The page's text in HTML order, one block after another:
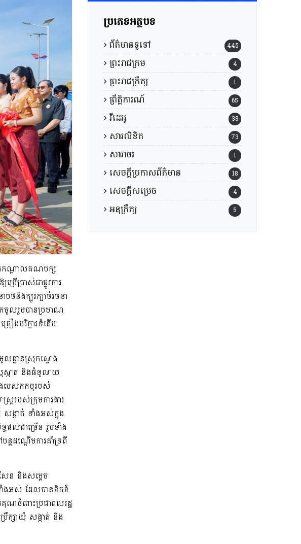
កណ្ដាលគណបក្ស
រើប្រាស់ជាផ្លូវការ​
បថនិងក្បូរក្បាច់រចនា
ចូលរួមបានប្រមាណ
ឿងបរិក្ខារទំនើប
ដ្ឋានស្រុកស្ទោង
ស្អាត និងធំទូលាយ
បេសកកម្មរបស់​
ត្រ​របស់​ក្រុមការងារ
ង្កាត់ ទាំងអស់ក្នុង
ផលជាច្រើន រួមទាំង
បន្តដណ្តើមការគាំទ្រពី
ែន និងសម្តេច
ងអស់ ដែលបានខិតខំ
ណចំពោះប្រជាពលរដ្ឋ
ក្សាឃុំ សង្កាត់ និង
ប្រភេទអត្ថបទ
ព័ត៌មានទូទៅ 445
ព្រះរាជក្រម 4
ព្រះរាជក្រឹត្យ 1
ព្រឹត្តិការណ៍ 65
វីដេអូ 38
សារលិខិត 73
សារាចរ 1
សេចក្តីប្រកាសព័ត៌មាន 18
សេចក្តីសម្រេច 4
អនុក្រឹត្យ 5